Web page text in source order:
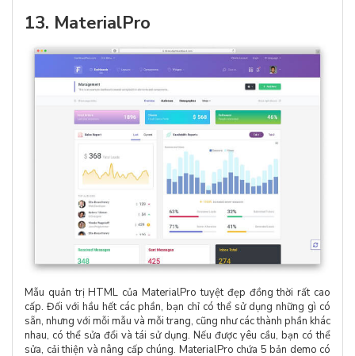
13. MaterialPro
Mẫu quản trị HTML của MaterialPro tuyệt đẹp đồng thời rất cao
cấp. Đối với hầu hết các phần, bạn chỉ có thể sử dụng những gì có
sẵn, nhưng với mỗi mẫu và mỗi trang, cũng như các thành phần khác
nhau, có thể sửa đổi và tái sử dụng. Nếu được yêu cầu, bạn có thể
sửa, cải thiện và nâng cấp chúng. MaterialPro chứa 5 bản demo có